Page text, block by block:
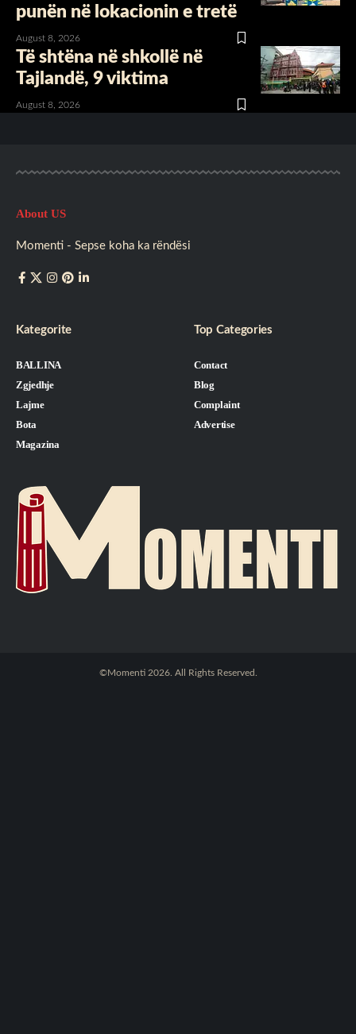
punën në lokacionin e tretë
August 8, 2026
Të shtëna në shkollë në
Tajlandë, 9 viktima
August 8, 2026
About US
Momenti - Sepse koha ka rëndësi
Kategorite
BALLINA
Zgjedhje
Lajme
Bota
Magazina
Top Categories
Contact
Blog
Complaint
Advertise
©Momenti 2026. All Rights Reserved.